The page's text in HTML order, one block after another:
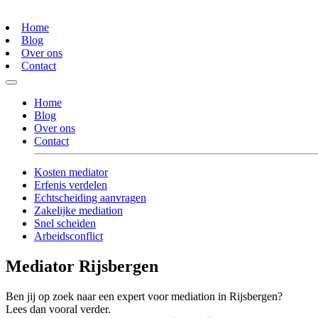
Home
Blog
Over ons
Contact
Home
Blog
Over ons
Contact
Kosten mediator
Erfenis verdelen
Echtscheiding aanvragen
Zakelijke mediation
Snel scheiden
Arbeidsconflict
Mediator Rijsbergen
Ben jij op zoek naar een expert voor mediation in Rijsbergen?
Lees dan vooral verder.